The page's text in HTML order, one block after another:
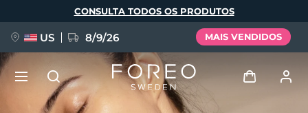
principal
CONSULTA TODOS OS PRODUTOS
US 8/9/26 MAIS VENDIDOS